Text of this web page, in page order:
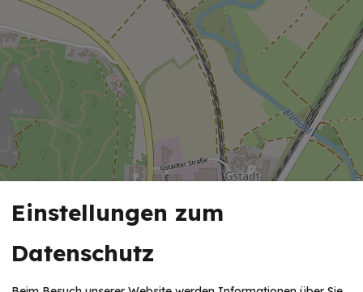
Einstellungen zum
Datenschutz